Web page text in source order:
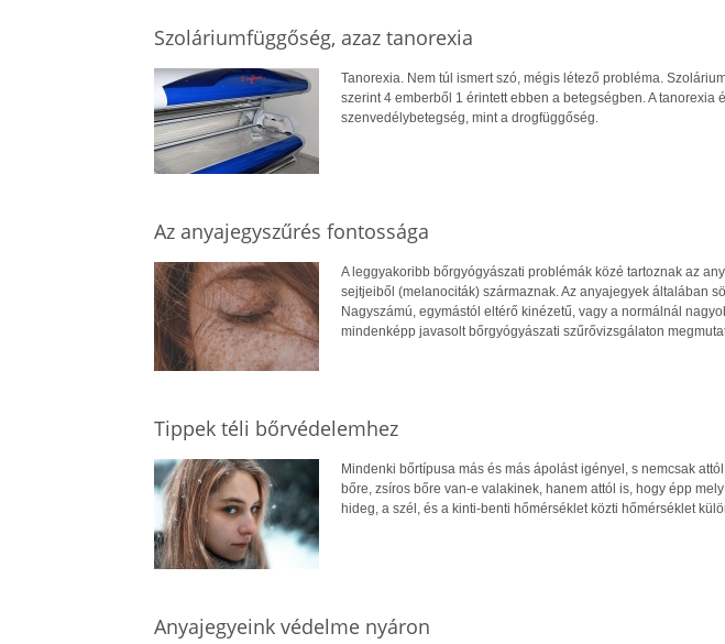
Szoláriumfüggőség, azaz tanorexia
Tanorexia. Nem túl ismert szó, mégis létező probléma.
szerint 4 emberből 1 érintett ebben a betegségben. A tanorexia
szenvedélybetegség, mint a drogfüggőség.
Az anyajegyszűrés fontossága
A leggyakoribb bőrgyógyászati problémák közé tartoznak az
sejtjeiből (melanociták) származnak. Az anyajegyek általában
Nagyszámú, egymástól eltérő kinézetű, vagy a normálnál
mindenképp javasolt bőrgyógyászati szűrővizsgálaton
Tippek téli bőrvédelemhez
Mindenki bőrtípusa más és más ápolást igényel, s nemcsak
bőre, zsíros bőre van-e valakinek, hanem attól is, hogy épp
hideg, a szél, és a kinti-benti hőmérséklet közti hőmérséklet
Anyajegyeink védelme nyáron